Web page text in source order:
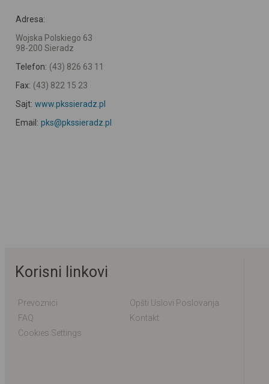
Adresa:
Wojska Polskiego 63
98-200 Sieradz
Telefon: (43) 826 63 11
Fax: (43) 822 15 23
Sajt: www.pkssieradz.pl
Email: pks@pkssieradz.pl
Korisni linkovi
Prevoznici
Opšti Uslovi Poslovanja
FAQ
Kontakt
Cookies Settings